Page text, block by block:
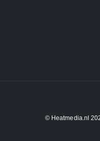
© Heatmedia.nl